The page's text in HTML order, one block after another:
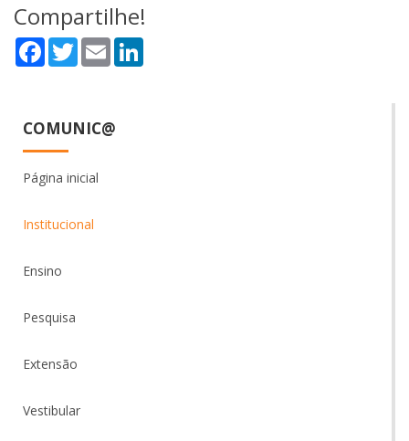
Compartilhe!
Facebook
TwitterEmail
COMUNIC@
Página inicial
Institucional
Ensino
Pesquisa
Extensão
Vestibular